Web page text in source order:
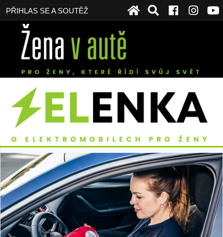
PŘIHLAS SE A SOUTĚŽ